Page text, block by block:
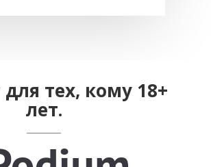
тех, кому 18+
лет.